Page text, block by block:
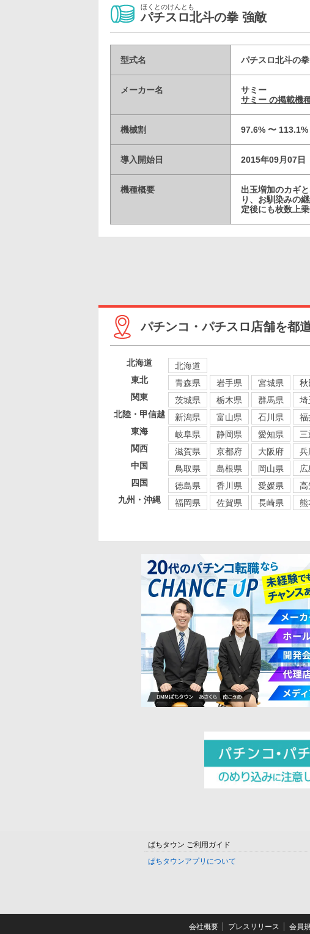
ほくとのけんとも
パチスロ北斗の拳 強敵
型式名 パチスロ北斗の
メーカー名
サミー
サミー の掲載機
機械割 97.6% 〜 113.1%
導入開始日 2015年09月07日
機種概要
出玉増加のカギ
り、お馴染みの
定後にも枚数上
パチンコ・パチスロ店舗を都
北海道
北海道
東北
青森県 岩手県 宮城県 秋
関東
茨城県 栃木県 群馬県 埼
北陸・甲信越
新潟県 富山県 石川県 福
東海
岐阜県 静岡県 愛知県
三
関西
滋賀県 京都府 大阪府 兵
中国
鳥取県 島根県 岡山県 広
四国
徳島県 香川県 愛媛県
高
九州・沖縄
福岡県 佐賀県 長崎県 熊
ぱちタウン ご利用ガイド
ぱちタウンアプリについて
会社概要 プレスリリース 会員